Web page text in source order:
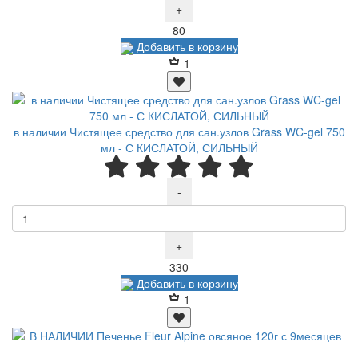
+
80
Добавить в корзину
1
в наличии Чистящее средство для сан.узлов Grass WC-gel 750
мл - С КИСЛАТОЙ, СИЛЬНЫЙ
-
+
330
Добавить в корзину
1